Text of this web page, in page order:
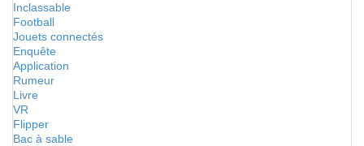
Inclassable
Football
Jouets connectés
Enquête
Application
Rumeur
Livre
VR
Flipper
Bac à sable